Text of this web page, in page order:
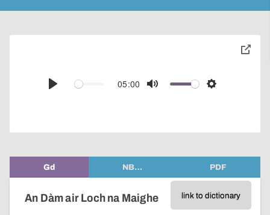
Play
05:00
Mute Settings
toggle
Gd NB… PDF
link to dictionary
An Dàm air Loch na Maighe